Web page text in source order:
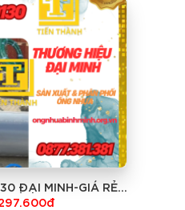
ĐẠI MINH-GIÁ RẺ